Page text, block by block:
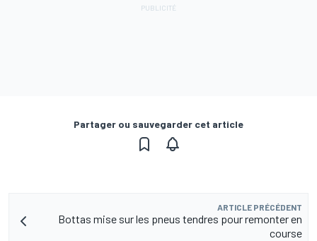
Partager ou sauvegarder cet article
ARTICLE PRÉCÉDENT
Bottas mise sur les pneus tendres pour remonter en
course